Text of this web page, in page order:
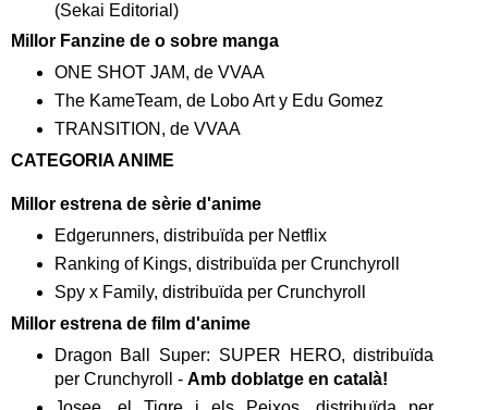
(Sekai Editorial)
Millor Fanzine de o sobre manga
ONE SHOT JAM, de VVAA
The KameTeam, de Lobo Art y Edu Gomez
TRANSITION, de VVAA
CATEGORIA ANIME
Millor estrena de sèrie d'anime
Edgerunners, distribuïda per Netflix
Ranking of Kings, distribuïda per Crunchyroll
Spy x Family, distribuïda per Crunchyroll
Millor estrena de film d'anime
Dragon Ball Super: SUPER HERO, distribuïda
per Crunchyroll - Amb doblatge en català!